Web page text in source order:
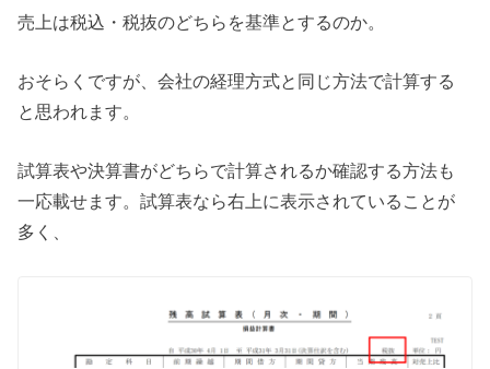
売上は税込・税抜のどちらを基準とするのか。
おそらくですが、会社の経理方式と同じ方法で計算する
と思われます。
試算表や決算書がどちらで計算されるか確認する方法も
一応載せます。試算表なら右上に表示されていることが
多く、